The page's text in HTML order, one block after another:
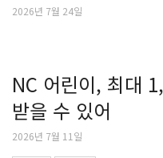
2026년 7월 24일
NC 어린이, 최대
받을 수 있어
2026년 7월 11일